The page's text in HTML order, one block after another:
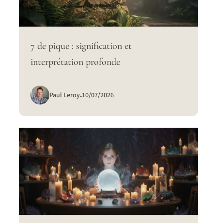
7 de pique : signification et
interprétation profonde
Paul Leroy.10/07/2026